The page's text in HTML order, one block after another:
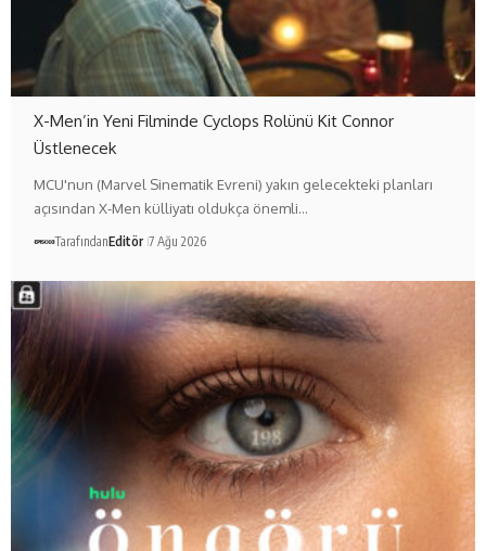
X-Men’in Yeni Filminde Cyclops Rolünü Kit Connor
Üstlenecek
MCU'nun (Marvel Sinematik Evreni) yakın gelecekteki planları
açısından X-Men külliyatı oldukça önemli…
TarafındanEditör 7 Ağu 2026